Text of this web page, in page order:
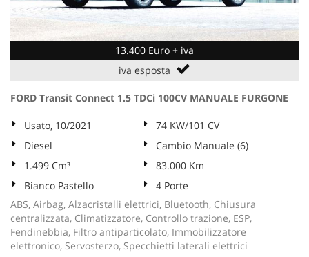
13.400 Euro + iva
iva esposta
FORD Transit Connect 1.5 TDCi 100CV MANUALE FURGONE
Usato, 10/2021
74 KW/101 CV
Diesel
Cambio Manuale (6)
1.499 Cm³
83.000 Km
Bianco Pastello
4 Porte
ABS, Airbag, Alzacristalli elettrici, Bluetooth, Chiusura
centralizzata, Climatizzatore, Controllo trazione, ESP,
Fendinebbia, Filtro antiparticolato, Immobilizzatore
elettronico, Servosterzo, Specchietti laterali elettrici